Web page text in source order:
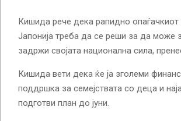
Кишида рече дека рапидно опаѓачкиот
Јапонија треба да се реши за да може
задржи својата национална сила,
Кишида вети дека ќе ја зголеми
поддршка за семејствата со деца и
подготви план до јуни.